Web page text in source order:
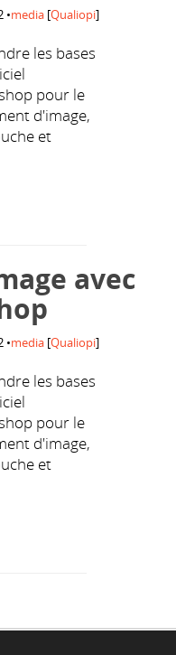
•media [Qualiopi]
les bases
pour le
d'image,
et
avec
•media [Qualiopi]
les bases
pour le
d'image,
et